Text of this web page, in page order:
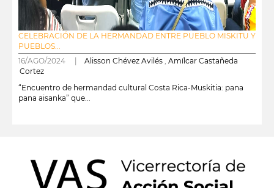
CELEBRACIÓN DE LA HERMANDAD ENTRE PUEBLO MISKITU Y
PUEBLOS...
16/AGO/2024 | Alisson Chévez Avilés Amílcar Castañeda
Cortez
“Encuentro de hermandad cultural Costa Rica-Muskitia: pana
pana aisanka” que...